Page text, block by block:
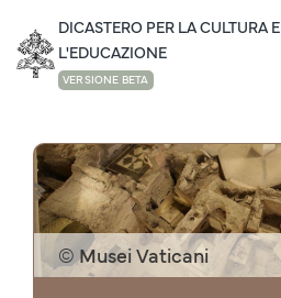
DICASTERO PER LA CULTURA E
L'EDUCAZIONE
VERSIONE BETA
© Musei Vaticani